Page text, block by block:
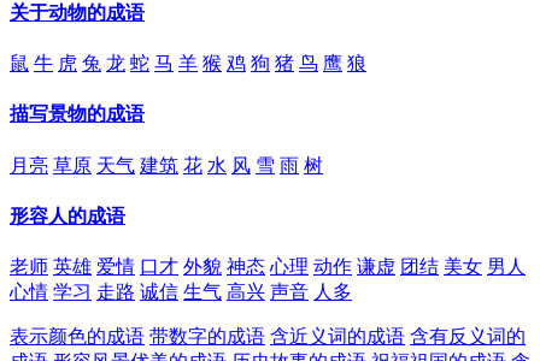
关于动物的成语
鼠 牛 虎 兔 龙 蛇 马 羊 猴 鸡 狗 猪 鸟 鹰 狼
描写景物的成语
月亮 草原 天气 建筑 花 水 风 雪 雨 树
形容人的成语
老师 英雄 爱情 口才 外貌 神态 心理 动作 谦虚 团结 美女 男人
心情 学习 走路 诚信 生气 高兴 声音 人多
表示颜色的成语 带数字的成语 含近义词的成语 含有反义词的